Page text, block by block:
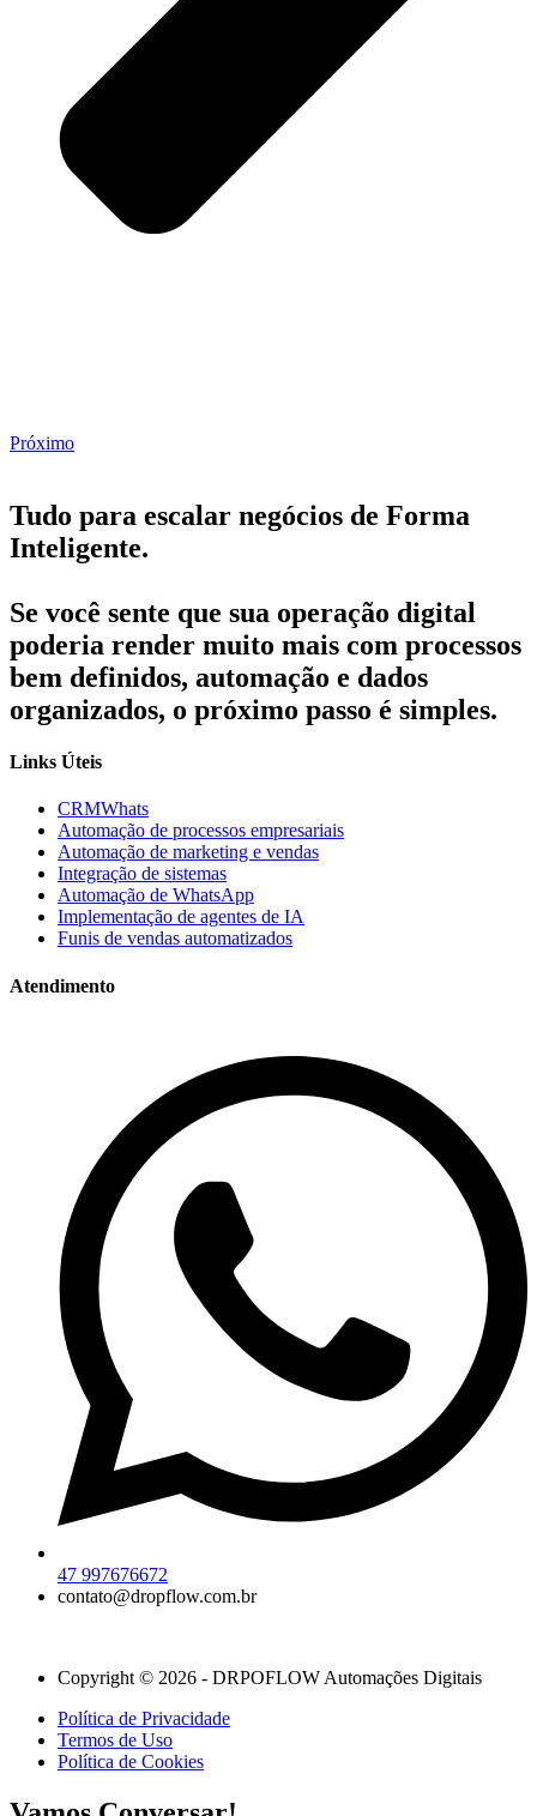
Próximo
Tudo para escalar negócios de Forma
Inteligente.
Se você sente que sua operação digital
poderia render muito mais com processos
bem definidos, automação e dados
organizados, o próximo passo é simples.
Links Úteis
CRMWhats
Automação de processos empresariais
Automação de marketing e vendas
Integração de sistemas
Automação de WhatsApp
Implementação de agentes de IA
Funis de vendas automatizados
Atendimento
47 997676672
contato@dropflow.com.br
Copyright © 2026 - DRPOFLOW Automações Digitais
Política de Privacidade
Termos de Uso
Política de Cookies